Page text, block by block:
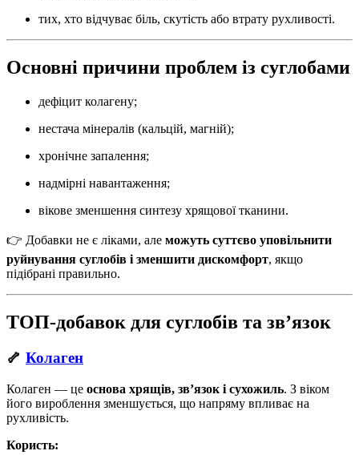
тих, хто відчуває біль, скутість або втрату рухливості.
Основні причини проблем із суглобами
дефіцит колагену;
нестача мінералів (кальцій, магній);
хронічне запалення;
надмірні навантаження;
вікове зменшення синтезу хрящової тканини.
👉 Добавки не є ліками, але можуть суттєво уповільнити
руйнування суглобів і зменшити дискомфорт, якщо
підібрані правильно.
ТОП-добавок для суглобів та зв’язок
🦴 Колаген
Колаген — це основа хрящів, зв’язок і сухожиль. З віком
його вироблення зменшується, що напряму впливає на
рухливість.
Користь: